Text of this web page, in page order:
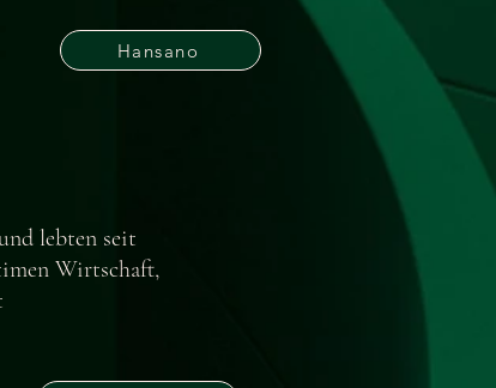
Hansano
lebten seit
Wirtschaft,